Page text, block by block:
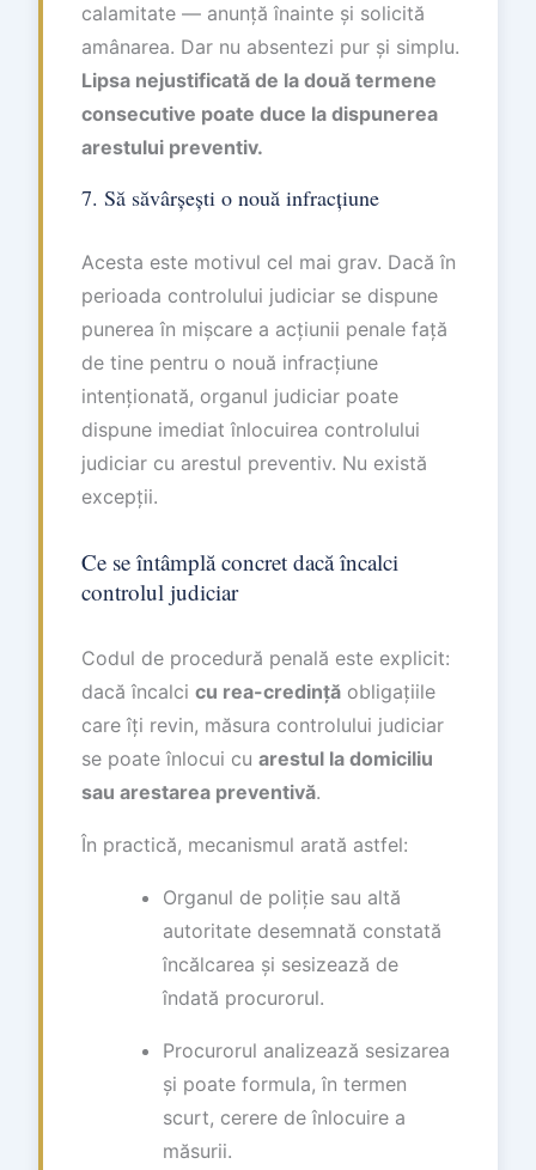
calamitate — anunță înainte și solicită
amânarea. Dar nu absentezi pur și simplu.
Lipsa nejustificată de la două termene
consecutive poate duce la dispunerea
arestului preventiv.
7. Să săvârșești o nouă infracțiune
Acesta este motivul cel mai grav. Dacă în
perioada controlului judiciar se dispune
punerea în mișcare a acțiunii penale față
de tine pentru o nouă infracțiune
intenționată, organul judiciar poate
dispune imediat înlocuirea controlului
judiciar cu arestul preventiv. Nu există
excepții.
Ce se întâmplă concret dacă încalci
controlul judiciar
Codul de procedură penală este explicit:
dacă încalci cu rea-credință obligațiile
care îți revin, măsura controlului judiciar
se poate înlocui cu arestul la domiciliu
sau arestarea preventivă.
În practică, mecanismul arată astfel:
Organul de poliție sau altă
autoritate desemnată constată
încălcarea și sesizează de
îndată procurorul.
Procurorul analizează sesizarea
și poate formula, în termen
scurt, cerere de înlocuire a
măsurii.